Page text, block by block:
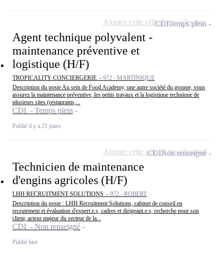
Agent technique polyvalent -
maintenance préventive et
logistique (H/F)
TROPICALITY CONCIERGERIE - 972 - MARTINIQUE
Description du poste Au sein de Food Academy, une autre société du groupe, vous
assurez la maintenance préventive, les petits travaux et la logistique technique de
plusieurs sites (restaurants,...
CDI - Temps plein
Publié il y a 21 jours
CDITemps plein
Ajouter cette offre à ma sélection
Technicien de maintenance
d'engins agricoles (H/F)
LHH RECRUITMENT SOLUTIONS - 972 - ROBERT
Description du poste : LHH Recruitment Solutions, cabinet de conseil en
recrutement et évaluation d'expert.e.s, cadres et dirigeant.e.s, recherche pour son
client, acteur majeur du secteur de la...
CDI - Non renseigné
Publié hier
CDINon renseigné
Ajouter cette offre à ma sélection